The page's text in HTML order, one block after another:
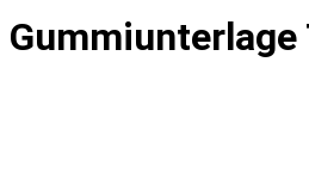
Gummiunterlage